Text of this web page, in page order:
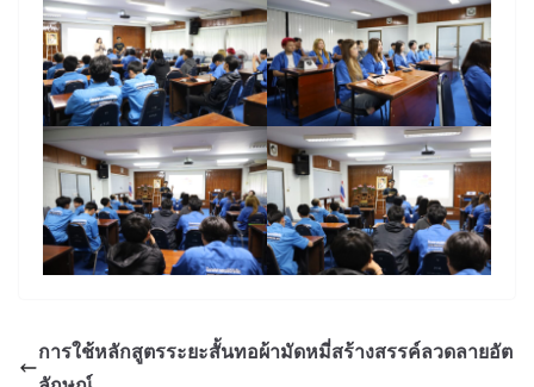
การใช้หลักสูตรระยะสั้นทอผ้ามัดหมี่สร้างสรรค์ลวดลายอัต